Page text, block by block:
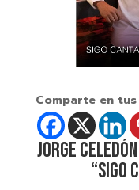
Comparte en
JORGE
“SIGO